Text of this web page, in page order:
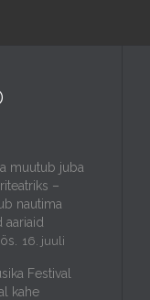
muutub juba
–
nautima
aariaid
16. juuli
Festival
kahe